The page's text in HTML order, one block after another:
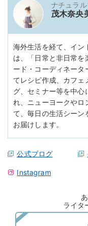
ナチュラ
茂木奈央
海外生活を経て、イン
は、「日常と非日常を
ード・コーディネータ
てレシピ作成、カフェ
グ、セミナー等を中心
れ、ニューヨークやロ
て、毎日の生活シーン
お届けします。
公式ブログ
Instagram
ライタ